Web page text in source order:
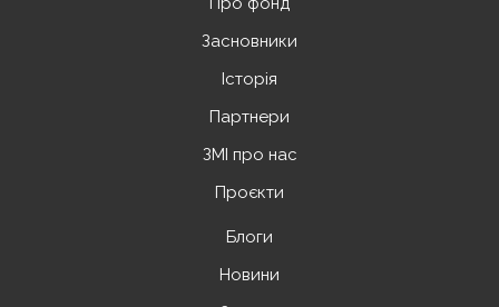
Засновники
Історія
Партнери
ЗМІ про нас
Проєкти
Блоги
Новини